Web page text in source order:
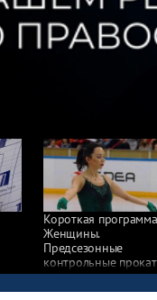
Короткая
Женщины.
Предсезонные
контрольные
по фигурному
2019/20